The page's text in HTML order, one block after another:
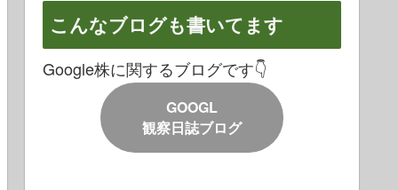
こんなブログも書いてます
Google株に関するブログです👇
GOOGL
観察日誌ブログ